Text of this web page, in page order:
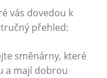
vás dovedou k
přehled:
směnárny, které
a mají dobrou